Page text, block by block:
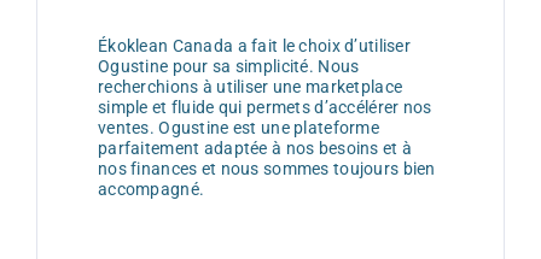
Ékoklean Canada a fait le choix d’utiliser
Ogustine pour sa simplicité. Nous
recherchions à utiliser une marketplace
simple et fluide qui permets d’accélérer nos
ventes. Ogustine est une plateforme
parfaitement adaptée à nos besoins et à
nos finances et nous sommes toujours bien
accompagné.